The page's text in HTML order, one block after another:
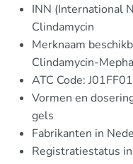
INN (International
Clindamycin
Merknaam
Clindamycin-
ATC Code: J01FF01
Vormen en
gels
Fabrikanten in
Registratiestatus